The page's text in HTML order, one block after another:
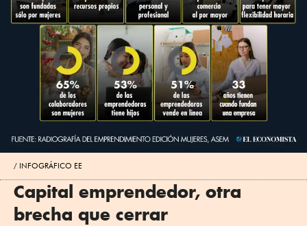
INFOGRÁFICO EE
Capital emprendedor, otra
brecha que cerrar